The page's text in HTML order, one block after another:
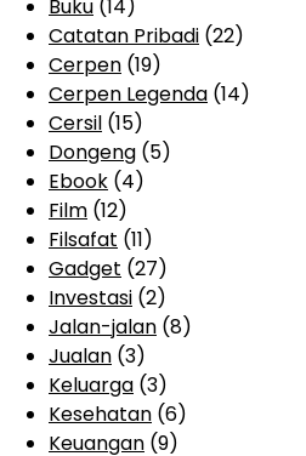
Buku (14)
Catatan Pribadi (22)
Cerpen (19)
Cerpen Legenda (14)
Cersil (15)
Dongeng (5)
Ebook (4)
Film (12)
Filsafat (11)
Gadget (27)
Investasi (2)
Jalan-jalan (8)
Jualan (3)
Keluarga (3)
Kesehatan (6)
Keuangan (9)